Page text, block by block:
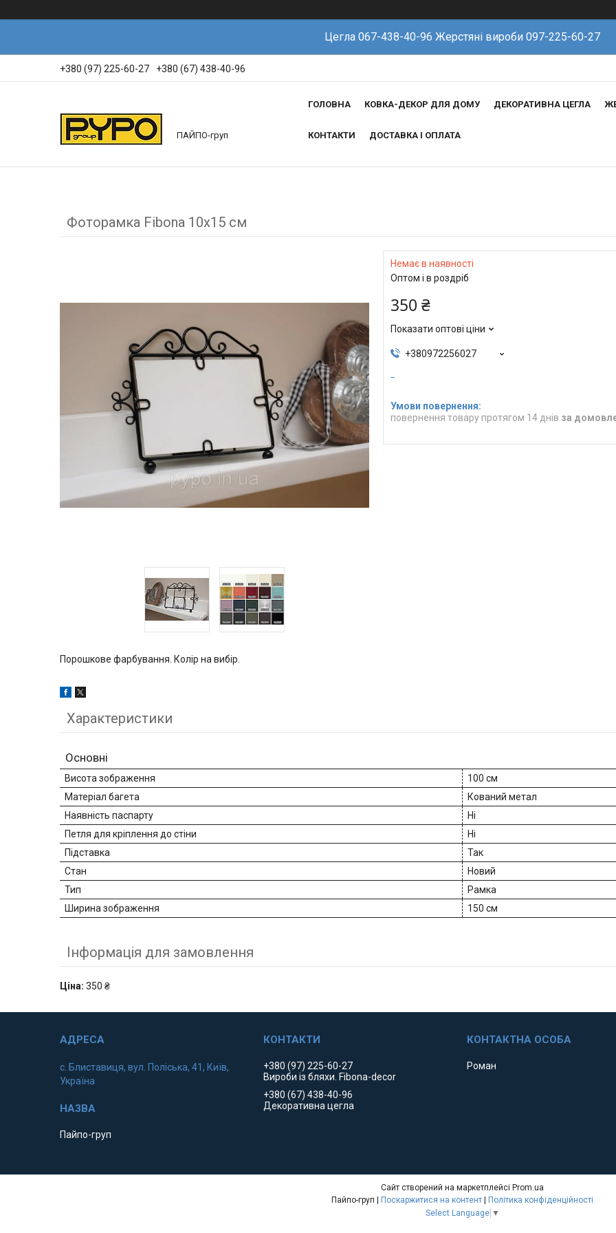
Цегла 067-438-40-96 Жерстяні вироби 097-225-60-27
+380 (97) 225-60-27 +380 (67) 438-40-96
ПАЙПО-груп
ГОЛОВНА КОВКА-ДЕКОР ДЛЯ ДОМУ ДЕКОРАТИВНА ЦЕГЛА
КОНТАКТИ ДОСТАВКА І ОПЛАТА
Фоторамка Fibona 10х15 см
Немає в наявності
Оптом і в роздріб
350 ₴
Показати оптові ціни
+380972256027
повернення товару протягом 14 днів за
Порошкове фарбування. Колір на вибір.
Характеристики
Основні
Висота зображення
100 см
Матеріал багета
Кований метал
Наявність паспарту
Ні
Петля для кріплення до стіни
Ні
Підставка
Так
Стан
Новий
Тип
Рамка
Ширина зображення
150 см
Інформація для замовлення
Ціна: 350 ₴
с. Блиставиця, вул. Поліська, 41, Київ,
Україна
Пайпо-груп
+380 (97) 225-60-27
Вироби із бляхи. Fibona-decor
+380 (67) 438-40-96
Декоративна цегла
Роман
Сайт створений на маркетплейсі Prom.ua
Поскаржитися на контент
Політика конфіденційності
Select Language ▼